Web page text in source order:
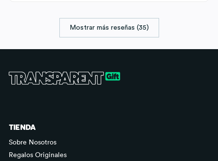
Mostrar más reseñas (35)
TIENDA
Sobre Nosotros
Regalos Originales